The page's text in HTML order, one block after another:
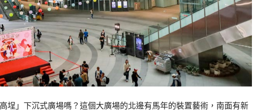
埕」下沉式廣場嗎？這個大廣場的北邊有馬年的裝置藝術，南面有新